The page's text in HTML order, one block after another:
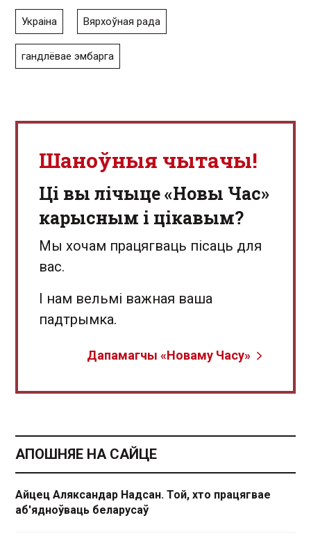
Украіна Вярхоўная рада
гандлёвае эмбарга
Шаноўныя чытачы!
Ці вы лічыце «Новы Час»
карысным і цікавым?
Мы хочам працягваць пісаць для
вас.
І нам вельмі важная ваша
падтрымка.
Дапамагчы «Новаму Часу»
АПОШНЯЕ НА САЙЦЕ
Айцец Аляксандар Надсан. Той, хто працягвае
аб'ядноўваць беларусаў